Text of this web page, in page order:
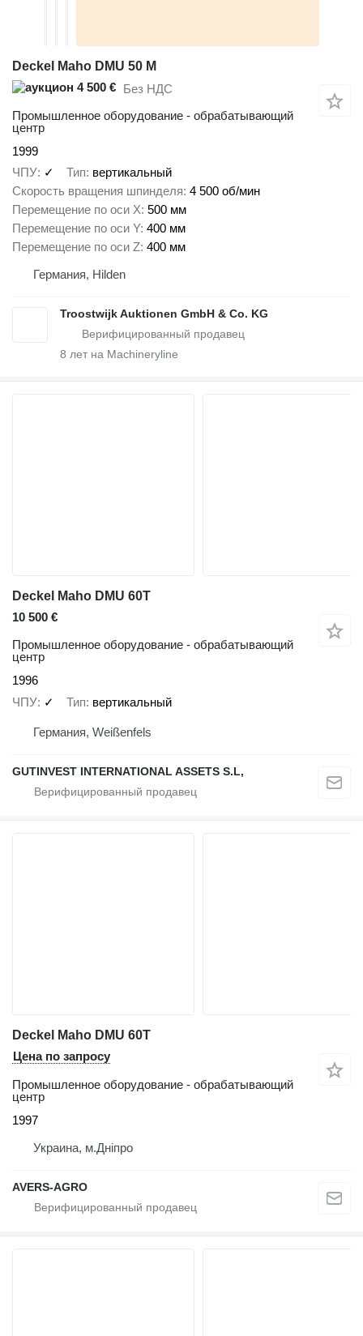
Deckel Maho DMU 50 M
4 500 € Без НДС
Промышленное оборудование - обрабатывающий
центр
1999
ЧПУ ✓ Тип вертикальный
Скорость вращения шпинделя 4 500 об/мин
Перемещение по оси X 500 мм
Перемещение по оси Y 400 мм
Перемещение по оси Z 400 мм
Германия, Hilden
Troostwijk Auktionen GmbH & Co. KG
8 лет на Machineryline
Deckel Maho DMU 60T
10 500 €
Промышленное оборудование - обрабатывающий
центр
1996
ЧПУ ✓ Тип вертикальный
Германия, Weißenfels
GUTINVEST INTERNATIONAL ASSETS S.L,
Deckel Maho DMU 60T
Цена по запросу
Промышленное оборудование - обрабатывающий
центр
1997
Украина, м.Дніпро
AVERS-AGRO